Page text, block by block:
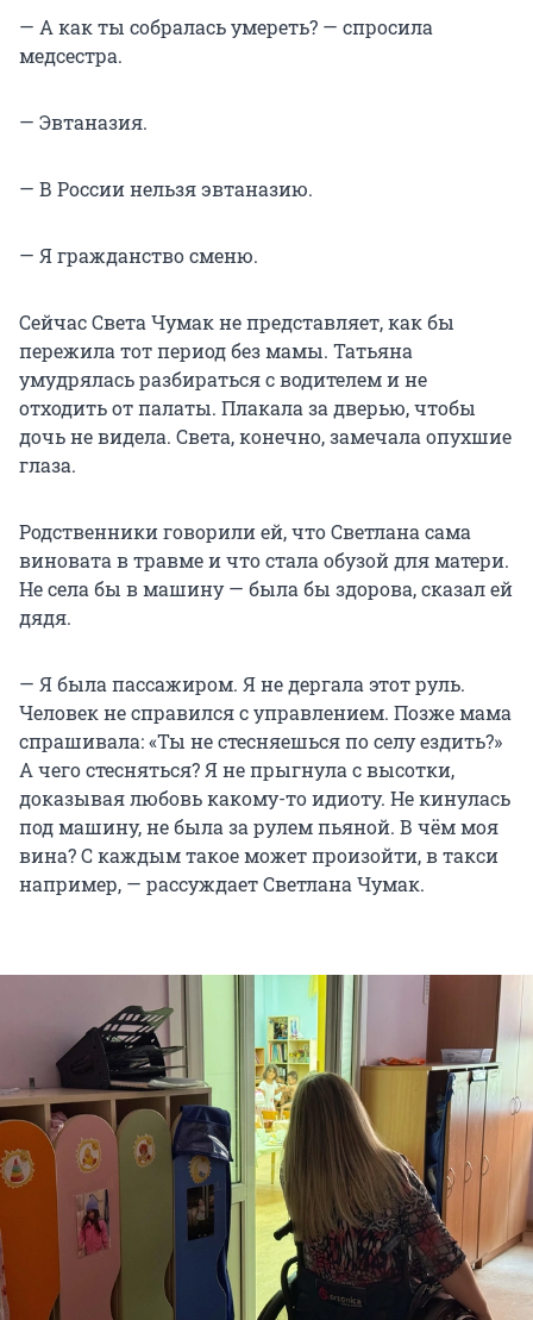
— А как ты собралась умереть? — спросила
медсестра.
— Эвтаназия.
— В России нельзя эвтаназию.
— Я гражданство сменю.
Сейчас Света Чумак не представляет, как бы
пережила тот период без мамы. Татьяна
умудрялась разбираться с водителем и не
отходить от палаты. Плакала за дверью, чтобы
дочь не видела. Света, конечно, замечала опухшие
глаза.
Родственники говорили ей, что Светлана сама
виновата в травме и что стала обузой для матери.
Не села бы в машину — была бы здорова, сказал ей
дядя.
— Я была пассажиром. Я не дергала этот руль.
Человек не справился с управлением. Позже мама
спрашивала: «Ты не стесняешься по селу ездить?»
А чего стесняться? Я не прыгнула с высотки,
доказывая любовь какому-то идиоту. Не кинулась
под машину, не была за рулем пьяной. В чём моя
вина? С каждым такое может произойти, в такси
например, — рассуждает Светлана Чумак.